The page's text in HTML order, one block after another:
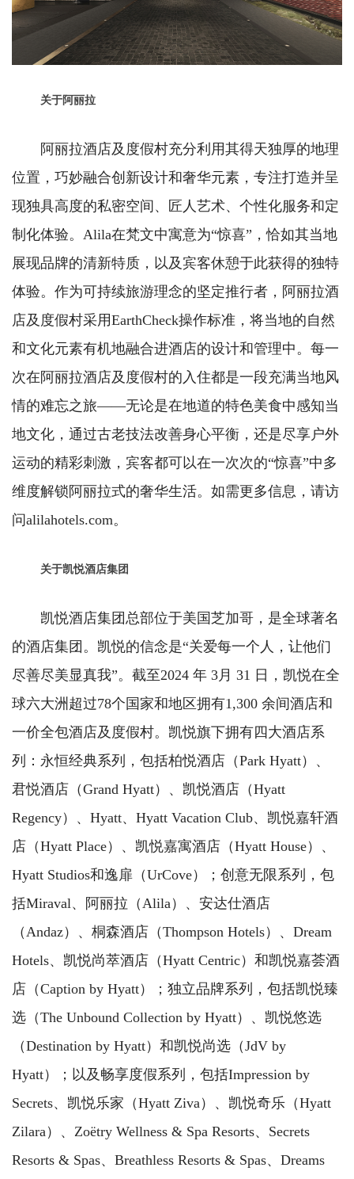
关于阿丽拉
阿丽拉酒店及度假村充分利用其得天独厚的地理
位置，巧妙融合创新设计和奢华元素，专注打造并呈
现独具高度的私密空间、匠人艺术、个性化服务和定
制化体验。Alila在梵文中寓意为“惊喜”，恰如其当地
展现品牌的清新特质，以及宾客休憩于此获得的独特
体验。作为可持续旅游理念的坚定推行者，阿丽拉酒
店及度假村采用EarthCheck操作标准，将当地的自然
和文化元素有机地融合进酒店的设计和管理中。每一
次在阿丽拉酒店及度假村的入住都是一段充满当地风
情的难忘之旅——无论是在地道的特色美食中感知当
地文化，通过古老技法改善身心平衡，还是尽享户外
运动的精彩刺激，宾客都可以在一次次的“惊喜”中多
维度解锁阿丽拉式的奢华生活。如需更多信息，请访
问alilahotels.com。
关于凯悦酒店集团
凯悦酒店集团总部位于美国芝加哥，是全球著名
的酒店集团。凯悦的信念是“关爱每一个人，让他们
尽善尽美显真我”。截至2024 年 3月 31 日，凯悦在全
球六大洲超过78个国家和地区拥有1,300 余间酒店和
一价全包酒店及度假村。凯悦旗下拥有四大酒店系
列：永恒经典系列，包括柏悦酒店（Park Hyatt）、
君悦酒店（Grand Hyatt）、凯悦酒店（Hyatt
Regency）、Hyatt、Hyatt Vacation Club、凯悦嘉轩酒
店（Hyatt Place）、凯悦嘉寓酒店（Hyatt House）、
Hyatt Studios和逸扉（UrCove）；创意无限系列，包
括Miraval、阿丽拉（Alila）、安达仕酒店
（Andaz）、桐森酒店（Thompson Hotels）、Dream
Hotels、凯悦尚萃酒店（Hyatt Centric）和凯悦嘉荟酒
店（Caption by Hyatt）；独立品牌系列，包括凯悦臻
选（The Unbound Collection by Hyatt）、凯悦悠选
（Destination by Hyatt）和凯悦尚选（JdV by
Hyatt）；以及畅享度假系列，包括Impression by
Secrets、凯悦乐家（Hyatt Ziva）、凯悦奇乐（Hyatt
Zilara）、Zoëtry Wellness & Spa Resorts、Secrets
Resorts & Spas、Breathless Resorts & Spas、Dreams